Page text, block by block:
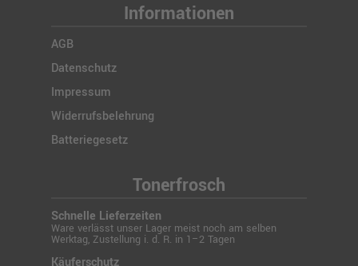
Informationen
AGB
Datenschutz
Impressum
Widerrufsbelehrung
Batteriegesetz
Tonerfrosch
Schnelle Lieferzeiten
Ware verlässt unser Lager meist noch am selben
Werktag, Zustellung i. d. R. in 1–2 Tagen
Käuferschutz